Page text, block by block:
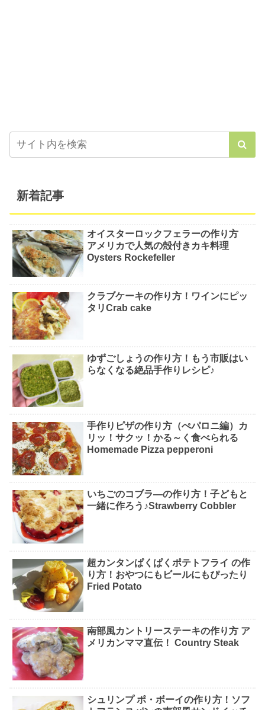
新着記事
オイスターロックフェラーの作り方
アメリカで人気の殻付きカキ料理
Oysters Rockefeller
クラブケーキの作り方！ワインにピッ
タリCrab cake
ゆずごしょうの作り方！もう市販はい
らなくなる絶品手作りレシピ♪
手作りピザの作り方（ぺパロニ編）カ
リッ！サクッ！かる～く食べられる
Homemade Pizza pepperoni
いちごのコブラ―の作り方！子どもと
一緒に作ろう♪Strawberry Cobbler
超カンタンぱくぱくポテトフライ の作
り方！おやつにもビールにもぴったり
Fried Potato
南部風カントリーステーキの作り方 ア
メリカンママ直伝！ Country Steak
シュリンプ ポ・ボーイの作り方！ソフ